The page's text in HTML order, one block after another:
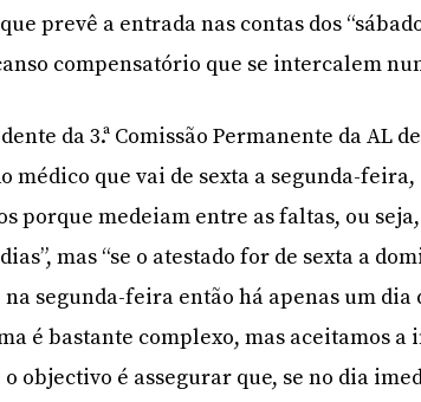
prevê a entrada nas contas dos
compensatório que se intercalem
da 3.ª Comissão Permanente da AL
médico que vai de sexta a segunda-
porque medeiam entre as faltas, ou
mas “se o atestado for de sexta a
segunda-feira então há apenas um dia
é bastante complexo, mas aceitamos a
objectivo é assegurar que, se no dia